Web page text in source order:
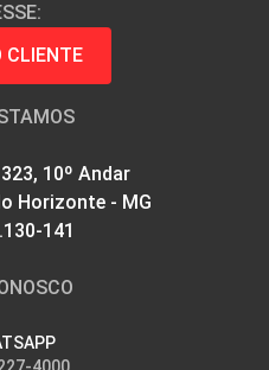
CLIENTE
10º Andar
Horizonte - MG
141